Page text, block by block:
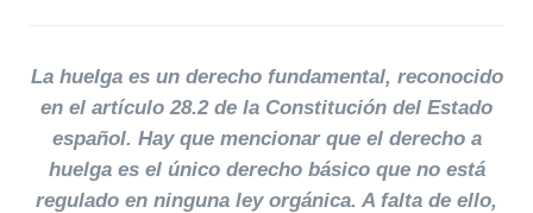
La huelga es un derecho fundamental, reconocido
en el artículo 28.2 de la Constitución del Estado
español. Hay que mencionar que el derecho a
huelga es el único derecho básico que no está
regulado en ninguna ley orgánica. A falta de ello,